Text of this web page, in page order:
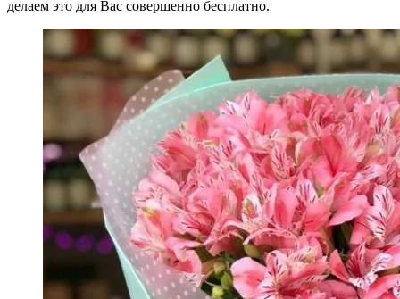
делаем это для Вас совершенно бесплатно.